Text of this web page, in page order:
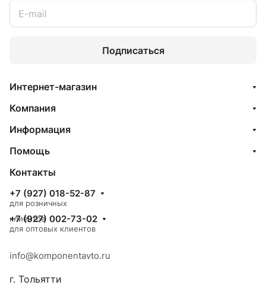
Подписаться
Интернет-магазин
Компания
Информация
Помощь
Контакты
+7 (927) 018-52-87
для розничных
клиентов
+7 (927) 002-73-02
для оптовых клиентов
info@komponentavto.ru
г. Тольятти